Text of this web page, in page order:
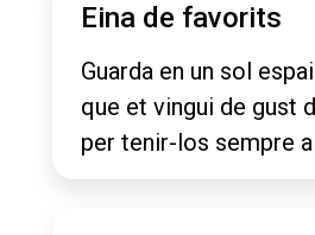
Eina de favorits
Guarda en un sol
que et vingui de gust
per tenir-los sempre a